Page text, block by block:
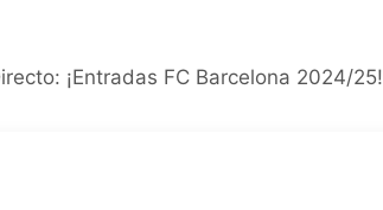
¡Entradas FC Barcelona 2024/25!